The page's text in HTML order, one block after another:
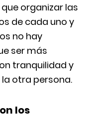
organizar las
de cada uno y
no hay
ser más
tranquilidad y
otra persona.
los